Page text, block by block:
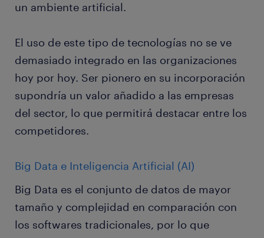
un ambiente artificial.
El uso de este tipo de tecnologías no se ve
demasiado integrado en las organizaciones
hoy por hoy. Ser pionero en su incorporación
supondría un valor añadido a las empresas
del sector, lo que permitirá destacar entre los
competidores.
Big Data e Inteligencia Artificial (AI)
Big Data es el conjunto de datos de mayor
tamaño y complejidad en comparación con
los softwares tradicionales, por lo que